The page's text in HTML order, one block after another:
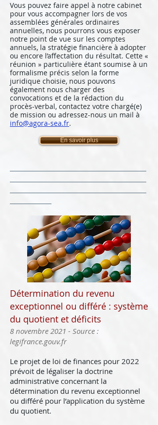
Vous pouvez faire appel à notre cabinet
pour vous accompagner lors de vos
assemblées générales ordinaires
annuelles, nous pourrons vous exposer
notre point de vue sur les comptes
annuels, la stratégie financière à adopter
ou encore l’affectation du résultat. Cette «
réunion » particulière étant soumise à un
formalisme précis selon la forme
juridique choisie, nous pouvons
également nous charger des
convocations et de la rédaction du
procès-verbal, contactez votre chargé(e)
de mission ou adressez-nous un mail à
info@agora-sea.fr.
En savoir plus
Détermination du revenu
exceptionnel ou différé : système
du quotient et déficits
8 novembre 2021 - Source :
legifrance.gouv.fr
Le projet de loi de finances pour 2022
prévoit de légaliser la doctrine
administrative concernant la
détermination du revenu exceptionnel
ou différé pour l’application du système
du quotient.